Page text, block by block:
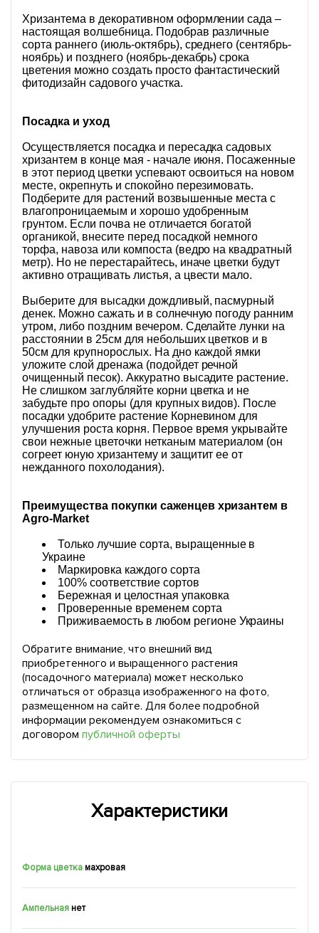
Хризантема в декоративном оформлении сада –
настоящая волшебница. Подобрав различные
сорта раннего (июль-октябрь), среднего (сентябрь-
ноябрь) и позднего (ноябрь-декабрь) срока
цветения можно создать просто фантастический
фитодизайн садового участка.
Посадка и уход
Осуществляется посадка и пересадка садовых
хризантем в конце мая - начале июня. Посаженные
в этот период цветки успевают освоиться на новом
месте, окрепнуть и спокойно перезимовать.
Подберите для растений возвышенные места с
влагопроницаемым и хорошо удобренным
грунтом. Если почва не отличается богатой
органикой, внесите перед посадкой немного
торфа, навоза или компоста (ведро на квадратный
метр). Но не перестарайтесь, иначе цветки будут
активно отращивать листья, а цвести мало.
Выберите для высадки дождливый, пасмурный
денек. Можно сажать и в солнечную погоду ранним
утром, либо поздним вечером. Сделайте лунки на
расстоянии в 25см для небольших цветков и в
50см для крупнорослых. На дно каждой ямки
уложите слой дренажа (подойдет речной
очищенный песок). Аккуратно высадите растение.
Не слишком заглубляйте корни цветка и не
забудьте про опоры (для крупных видов). После
посадки удобрите растение Корневином для
улучшения роста корня. Первое время укрывайте
свои нежные цветочки нетканым материалом (он
согреет юную хризантему и защитит ее от
нежданного похолодания).
Преимущества покупки саженцев хризантем в
Agro-Market
Только лучшие сорта, выращенные в
Украине
Маркировка каждого сорта
100% соответствие сортов
Бережная и целостная упаковка
Проверенные временем сорта
Приживаемость в любом регионе Украины
Обратите внимание, что внешний вид
приобретенного и выращенного растения
(посадочного материала) может несколько
отличаться от образца изображенного на фото,
размещенном на сайте. Для более подробной
информации рекомендуем ознакомиться с
договором публичной оферты
Характеристики
Форма цветкамахровая
Ампельнаянет